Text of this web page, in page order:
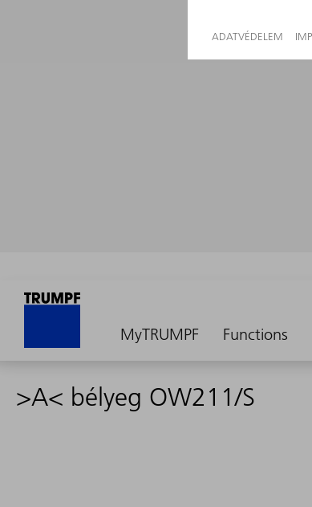
MyTRUMPF Functions
>A< bélyeg OW211/S